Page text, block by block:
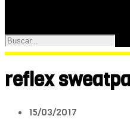
reflex
15/03/2017